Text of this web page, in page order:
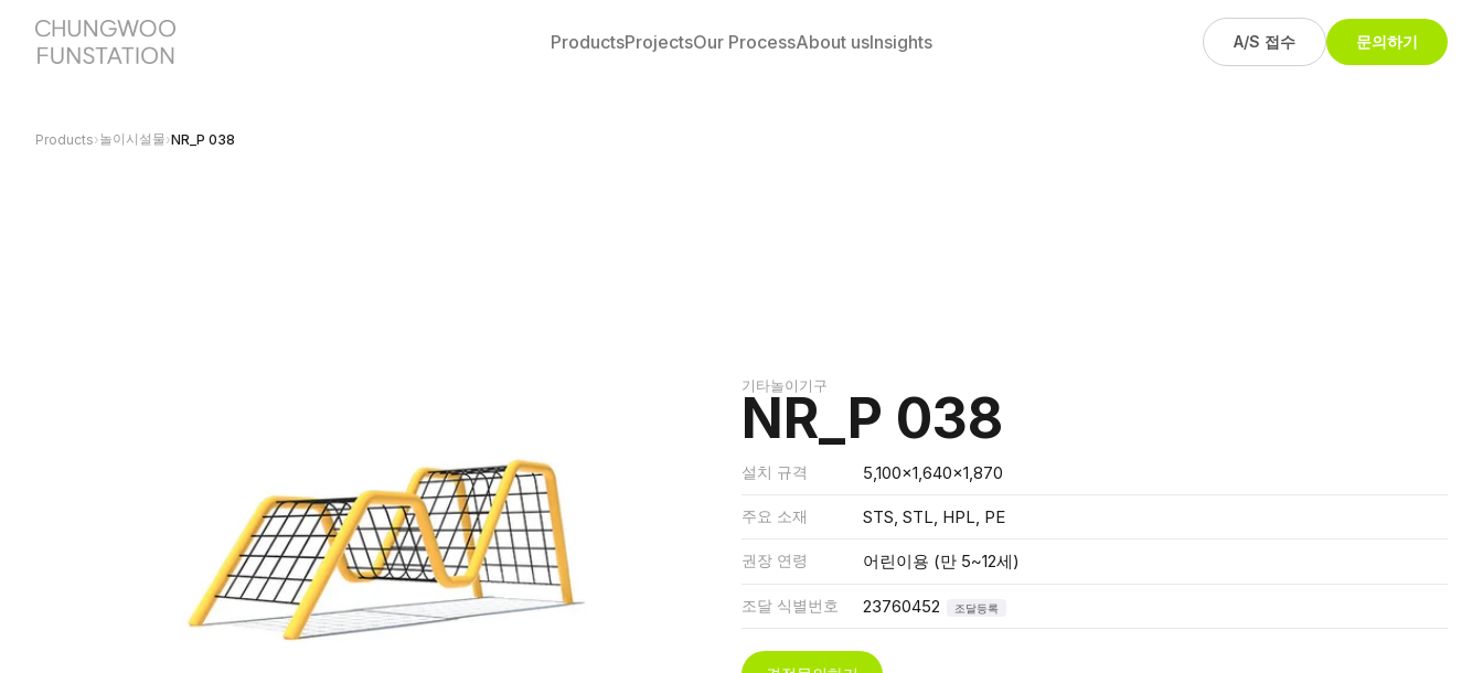
ProductsProjectsOur ProcessAbout usInsights A/S 접수 문의하기
Products›놀이시설물›NR_P 038
기타놀이기구
NR_P 038
설치 규격 5,100x1,640x1,870
주요 소재 STS, STL, HPL, PE
권장 연령 어린이용 (만 5~12세)
조달 식별번호 23760452 조달등록